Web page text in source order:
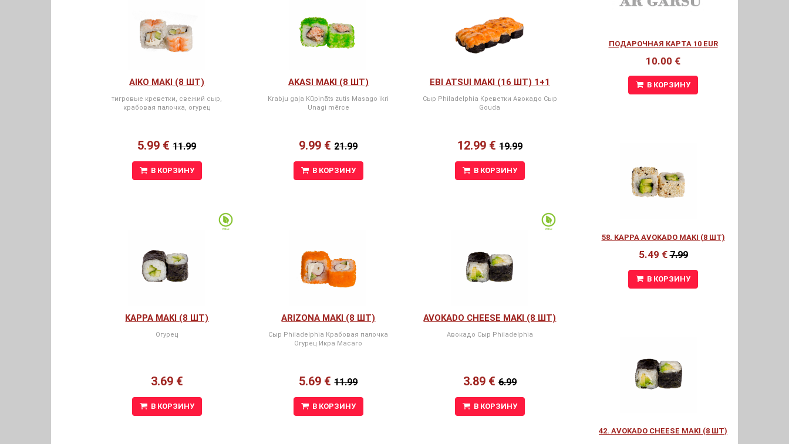
ПОДАРОЧНАЯ КАРТА 10 EUR
10.00 €
В КОРЗИНУ
58. KAPPA AVOKADO MAKI (8 ШТ)
5.49 €7.99
В КОРЗИНУ
42. AVOKADO CHEESE MAKI (8 ШТ)
AIKO MAKI (8 ШТ)
тигровые креветки, свежий сыр,
крабовая палочка, огурец
5.99 €11.99
В КОРЗИНУ
AKASI MAKI (8 ШТ)
Krabju gaļa Kūpināts zutis Masago ikri
Unagi mērce
9.99 €21.99
В КОРЗИНУ
EBI ATSUI MAKI (16 ШТ) 1+1
Сыр Philadelphia Kреветки Авокадо Сыр
Gouda
12.99 € 19.99
В КОРЗИНУ
KAPPA MAKI (8 ШТ)
Огурец
3.69 €
В КОРЗИНУ
ARIZONA MAKI (8 ШТ)
Сыр Philadelphia Крабовая палочка
Огурец Икра Масаго
5.69 €11.99
В КОРЗИНУ
AVOKADO CHEESE MAKI (8 ШТ)
Авокадо Сыр Philadelphia
3.89 € 6.99
В КОРЗИНУ